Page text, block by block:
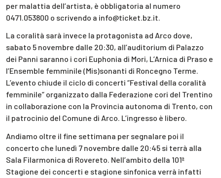
per malattia dell’artista, è obbligatoria al numero
0471.053800 o scrivendo a info@ticket.bz.it.
La coralità sarà invece la protagonista ad Arco dove,
sabato 5 novembre dalle 20:30, all’auditorium di Palazzo
dei Panni saranno i cori Euphonia di Mori, L’Arnica di Praso e
l’Ensemble femminile (Mis)sonanti di Roncegno Terme.
L’evento chiude il ciclo di concerti “Festival della coralità
femminile” organizzato dalla Federazione cori del Trentino
in collaborazione con la Provincia autonoma di Trento, con
il patrocinio del Comune di Arco. L’ingresso è libero.
Andiamo oltre il fine settimana per segnalare poi il
concerto che lunedì 7 novembre dalle 20:45 si terrà alla
Sala Filarmonica di Rovereto. Nell’ambito della 101ª
Stagione dei concerti e stagione sinfonica verrà infatti